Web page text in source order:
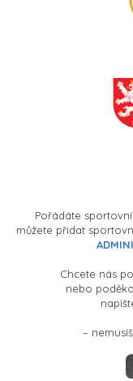
Pořádáte
můžete přidat
Chcete nás
nebo
–